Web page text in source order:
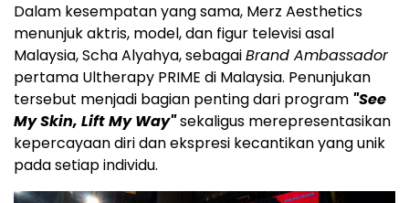
Dalam kesempatan yang sama, Merz Aesthetics
menunjuk aktris, model, dan figur televisi asal
Malaysia, Scha Alyahya, sebagaiBrand Ambassador
pertama Ultherapy PRIME di Malaysia. Penunjukan
tersebut menjadi bagian penting dari program "See
My Skin, Lift My Way"sekaligus merepresentasikan
kepercayaan diri dan ekspresi kecantikan yang unik
pada setiap individu.